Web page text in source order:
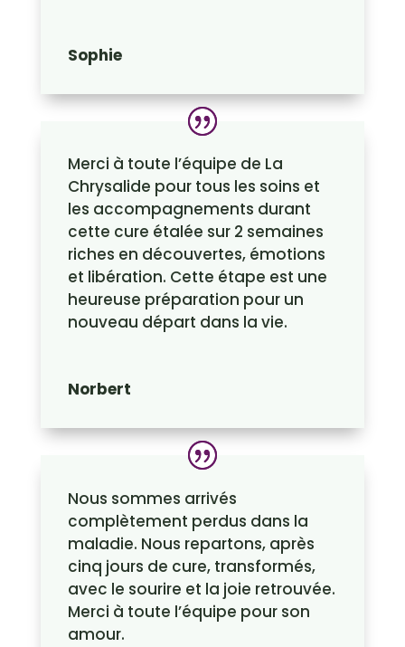
Sophie
Merci à toute l’équipe de La
Chrysalide pour tous les soins et
les accompagnements durant
cette cure étalée sur 2 semaines
riches en découvertes, émotions
et libération. Cette étape est une
heureuse préparation pour un
nouveau départ dans la vie.
Norbert
Nous sommes arrivés
complètement perdus dans la
maladie. Nous repartons, après
cinq jours de cure, transformés,
avec le sourire et la joie retrouvée.
Merci à toute l’équipe pour son
amour.